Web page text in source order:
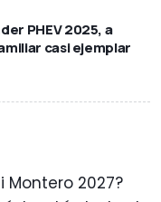
PHEV 2025, a
casi ejemplar
Montero 2027?